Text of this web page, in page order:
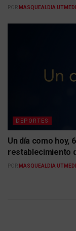
POR MASQUEALDIA
DEPORTES
Un día como hoy,
restablecimiento
POR MASQUEALDIA